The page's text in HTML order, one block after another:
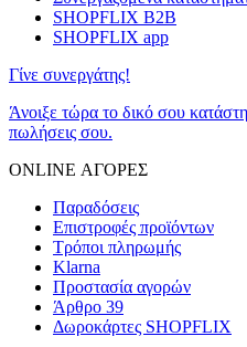
SHOPFLIX B2B
SHOPFLIX app
Γίνε συνεργάτης!
Άνοιξε τώρα το δικό σου
πωλήσεις σου.
ONLINE ΑΓΟΡΕΣ
Παραδόσεις
Επιστροφές προϊόντων
Τρόποι πληρωμής
Klarna
Προστασία αγορών
Άρθρο 39
Δωροκάρτες SHOPFLIX